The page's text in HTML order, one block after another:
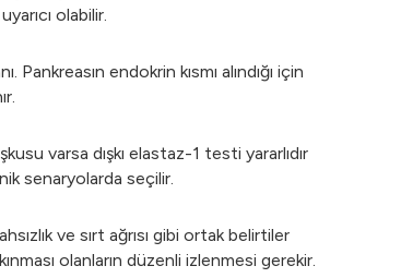
olabilir.
endokrin kısmı alındığı için
varsa dışkı elastaz-1 testi yararlıdır
senaryolarda seçilir.
ve sırt ağrısı gibi ortak belirtiler
olanların düzenli izlenmesi gerekir.